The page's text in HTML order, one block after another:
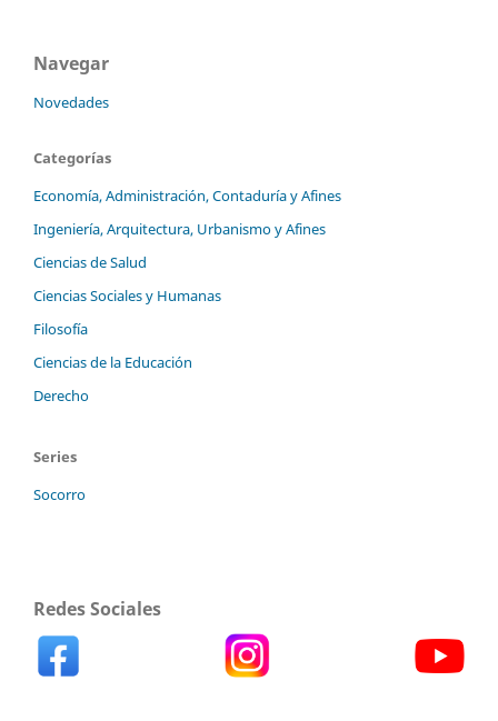
Navegar
Novedades
Categorías
Economía, Administración, Contaduría y Afines
Ingeniería, Arquitectura, Urbanismo y Afines
Ciencias de Salud
Ciencias Sociales y Humanas
Filosofía
Ciencias de la Educación
Derecho
Series
Socorro
Redes Sociales